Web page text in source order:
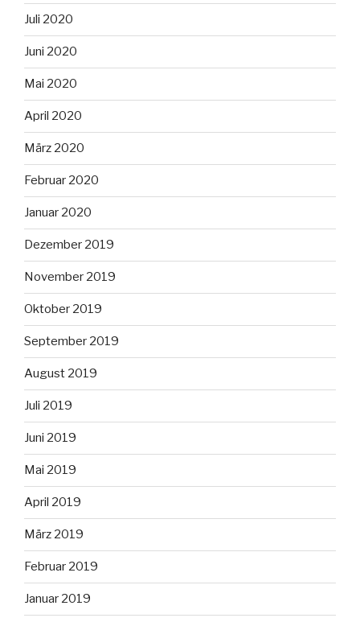
Juli 2020
Juni 2020
Mai 2020
April 2020
März 2020
Februar 2020
Januar 2020
Dezember 2019
November 2019
Oktober 2019
September 2019
August 2019
Juli 2019
Juni 2019
Mai 2019
April 2019
März 2019
Februar 2019
Januar 2019